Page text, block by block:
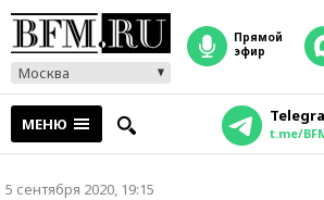
Москва
прямой
эфир
МЕНЮ t.me/
5 сентября 2020, 19:15